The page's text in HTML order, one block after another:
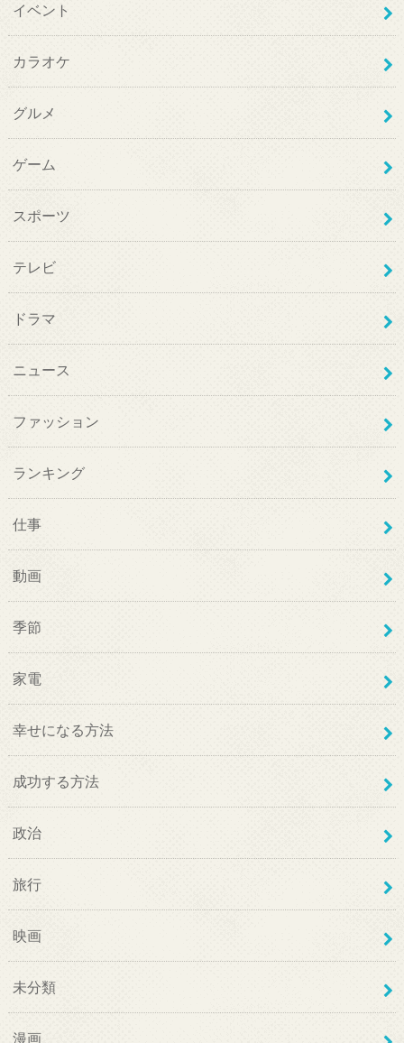
イベント
カラオケ
グルメ
ゲーム
スポーツ
テレビ
ドラマ
ニュース
ファッション
ランキング
仕事
動画
季節
家電
幸せになる方法
成功する方法
政治
旅行
映画
未分類
漫画